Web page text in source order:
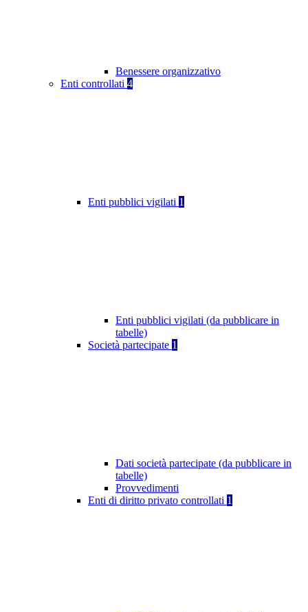
Benessere organizzativo
Enti controllati 4
Enti pubblici vigilati 1
Enti pubblici vigilati (da pubblicare in
tabelle)
Società partecipate 1
Dati società partecipate (da pubblicare in
tabelle)
Provvedimenti
Enti di diritto privato controllati 1